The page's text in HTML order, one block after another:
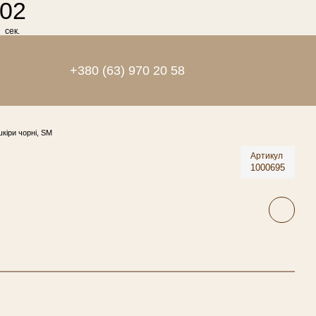
01
сек.
+380 (63) 970 20 58
чорні, SM
Артикул
1000695